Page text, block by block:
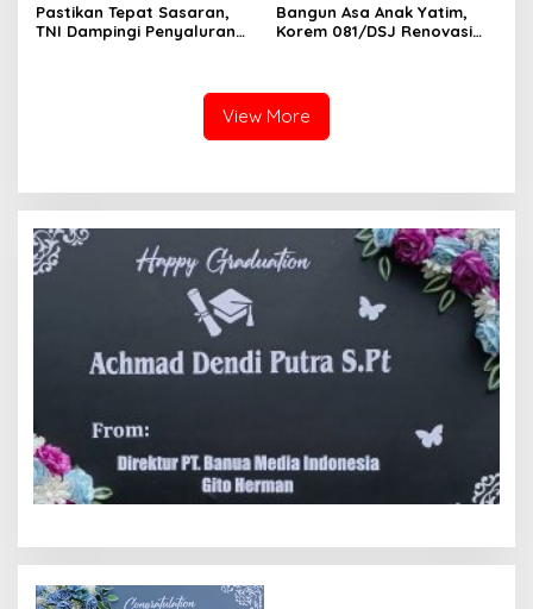
Pastikan Tepat Sasaran,
TNI Dampingi Penyaluran
Bangun Asa Anak Yatim,
Korem 081/DSJ Renovasi
View More